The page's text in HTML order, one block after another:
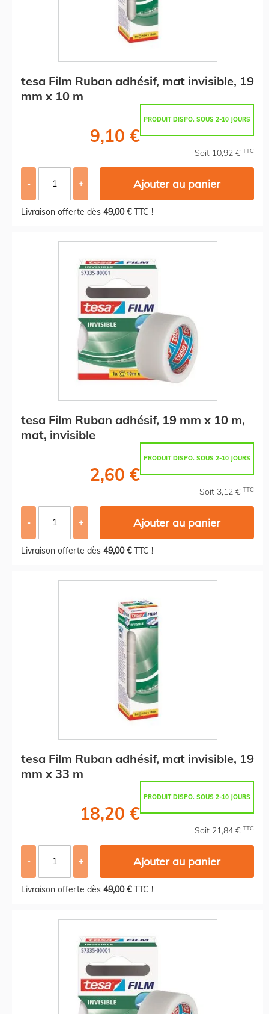
tesa Film Ruban adhésif, mat invisible, 19
mm x 10 m
PRODUIT DISPO. SOUS 2-10 JOURS
9,10 €
Soit 10,92 € TTC
- + Ajouter au panier
Livraison offerte dès 49,00 €TTC !
tesa Film Ruban adhésif, 19 mm x 10 m,
mat, invisible
PRODUIT DISPO. SOUS 2-10 JOURS
2,60 €
Soit 3,12 € TTC
- + Ajouter au panier
Livraison offerte dès 49,00 €TTC !
tesa Film Ruban adhésif, mat invisible, 19
mm x 33 m
PRODUIT DISPO. SOUS 2-10 JOURS
18,20 €
Soit 21,84 € TTC
- + Ajouter au panier
Livraison offerte dès 49,00 €TTC !